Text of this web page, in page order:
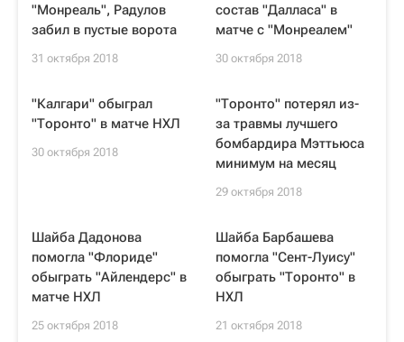
"Монреаль", Радулов
забил в пустые ворота
31 октября 2018
состав "Далласа" в
матче с "Монреалем"
30 октября 2018
"Калгари" обыграл
"Торонто" в матче НХЛ
30 октября 2018
"Торонто" потерял из-
за травмы лучшего
бомбардира Мэттьюса
минимум на месяц
29 октября 2018
Шайба Дадонова
помогла "Флориде"
обыграть "Айлендерс" в
матче НХЛ
25 октября 2018
Шайба Барбашева
помогла "Сент-Луису"
обыграть "Торонто" в
НХЛ
21 октября 2018